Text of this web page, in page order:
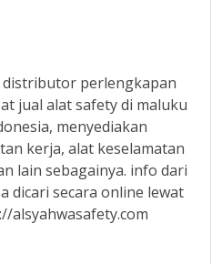
distributor perlengkapan
jual alat safety di maluku
menyediakan
kerja, alat keselamatan
lain sebagainya. info dari
dicari secara online lewat
alsyahwasafety.com